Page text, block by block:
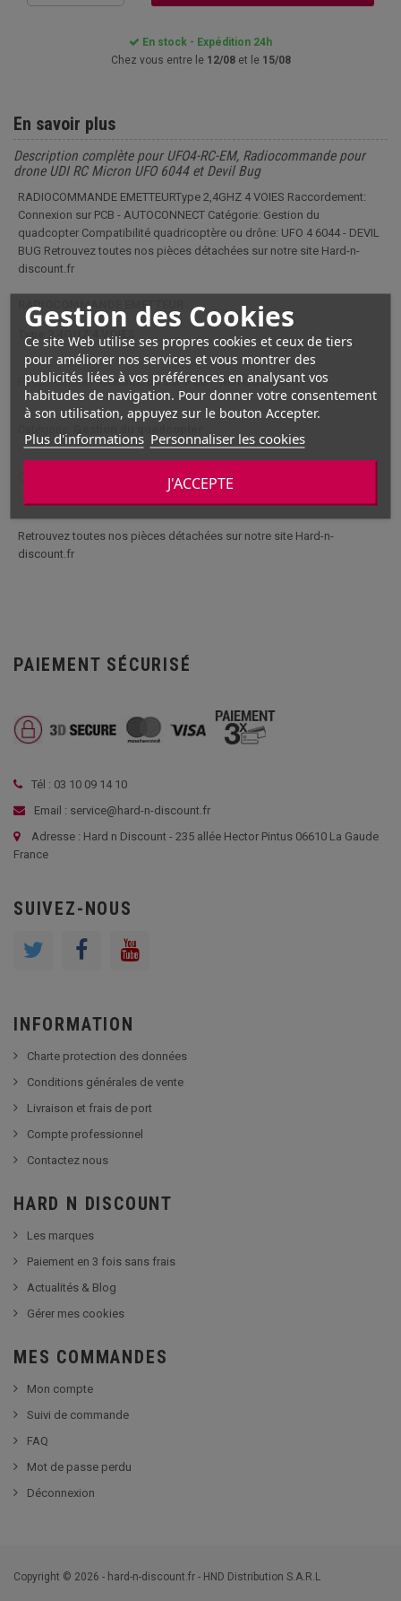
Gestion des Cookies
Ce site Web utilise ses propres cookies et ceux de tiers
pour améliorer nos services et vous montrer des
publicités liées à vos préférences en analysant vos
habitudes de navigation. Pour donner votre consentement
à son utilisation, appuyez sur le bouton Accepter.
Plus d'informations Personnaliser les cookies
J'ACCEPTE
En stock - Expédition 24h
Chez vous entre le 12/08et le 15/08
En savoir plus
Description complète pour UFO4-RC-EM, Radiocommande pour
drone UDI RC Micron UFO 6044 et Devil Bug
RADIOCOMMANDE EMETTEURType 2,4GHZ 4 VOIES Raccordement:
Connexion sur PCB - AUTOCONNECT Catégorie: Gestion du
quadcopter Compatibilité quadricoptère ou drône: UFO 4 6044 - DEVIL
BUG Retrouvez toutes nos pièces détachées sur notre site Hard-n-
discount.fr
RADIOCOMMANDE EMETTEUR
Type 2,4GHZ 4 VOIES
Raccordement:Connexion sur PCB - AUTOCONNECT
quadricoptèreoudrône:UFO 4 6044 - DEVIL BUG
Retrouvez toutes nos pièces détachées sur notre site Hard-n-
discount.fr
PAIEMENT SÉCURISÉ
Tél : 03 10 09 14 10
Email : service@hard-n-discount.fr
Adresse : Hard n Discount - 235 allée Hector Pintus 06610 La Gaude
France
SUIVEZ-NOUS
INFORMATION
Charte protection des données
Conditions générales de vente
Livraison et frais de port
Compte professionnel
Contactez nous
HARD N DISCOUNT
Les marques
Paiement en 3 fois sans frais
Actualités & Blog
Gérer mes cookies
MES COMMANDES
Mon compte
Suivi de commande
FAQ
Mot de passe perdu
Déconnexion
Copyright © 2026 - hard-n-discount.fr - HND Distribution S.A.R.L